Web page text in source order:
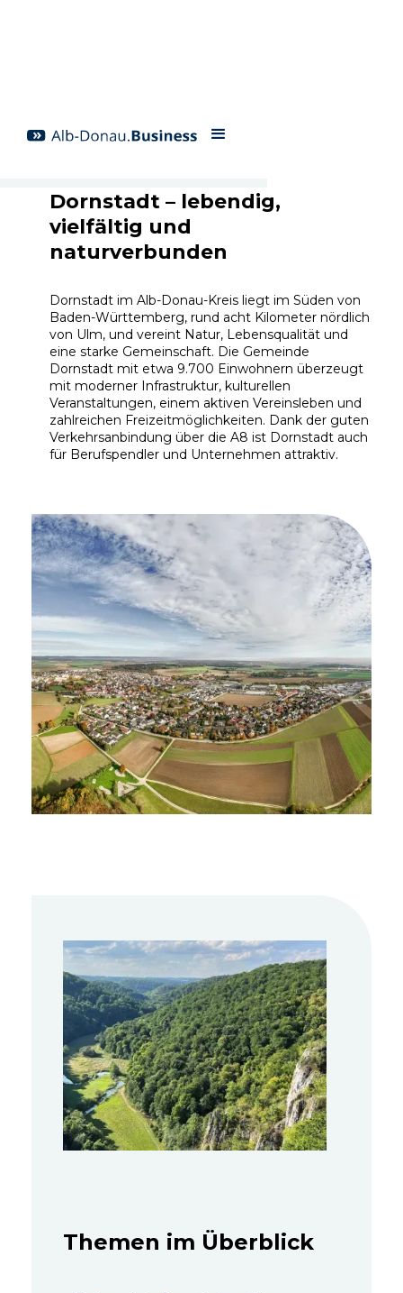
Dornstadt – lebendig,
vielfältig und
naturverbunden
Dornstadt im Alb-Donau-Kreis liegt im Süden von
Baden-Württemberg, rund acht Kilometer nördlich
von Ulm, und vereint Natur, Lebensqualität und
eine starke Gemeinschaft. Die Gemeinde
Dornstadt mit etwa 9.700 Einwohnern überzeugt
mit moderner Infrastruktur, kulturellen
Veranstaltungen, einem aktiven Vereinsleben und
zahlreichen Freizeitmöglichkeiten. Dank der guten
Verkehrsanbindung über die A8 ist Dornstadt auch
für Berufspendler und Unternehmen attraktiv.
Themen im Überblick